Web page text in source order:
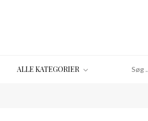
ALLE KATEGORIER
efter: